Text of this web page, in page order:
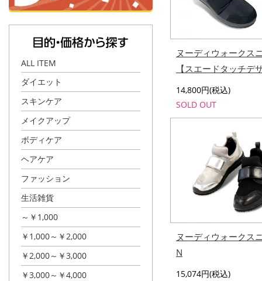
ヌーディウォークス
【スエードタッチデ
14,800円(税込)
SOLD OUT
ヌーディウォークス
N
15,074円(税込)
ALL ITEM
ダイエット
スキンケア
メイクアップ
ボディケア
ヘアケア
ファッション
生活雑貨
～￥1,000
￥1,000～￥2,000
￥2,000～￥3,000
￥3,000～￥4,000